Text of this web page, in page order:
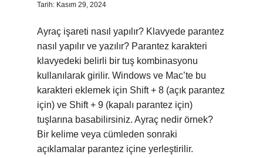
Tarih: Kasım 29, 2024
Ayraç işareti nasıl yapılır? Klavyede parantez
nasıl yapılır ve yazılır? Parantez karakteri
klavyedeki belirli bir tuş kombinasyonu
kullanılarak girilir. Windows ve Mac’te bu
karakteri eklemek için Shift + 8 (açık parantez
için) ve Shift + 9 (kapalı parantez için)
tuşlarına basabilirsiniz. Ayraç nedir örnek?
Bir kelime veya cümleden sonraki
açıklamalar parantez içine yerleştirilir.